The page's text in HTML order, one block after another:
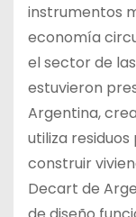
instrumentos
economía
el sector de
estuvieron
Argentina,
utiliza
construir
Decart de